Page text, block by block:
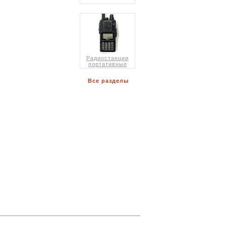
Радиостанции
портативные
Все разделы